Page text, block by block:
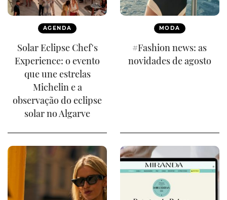
AGENDA
Solar Eclipse Chef's
Experience: o evento
que une estrelas
Michelin e a
observação do eclipse
solar no Algarve
MODA
#Fashion news: as
novidades de agosto